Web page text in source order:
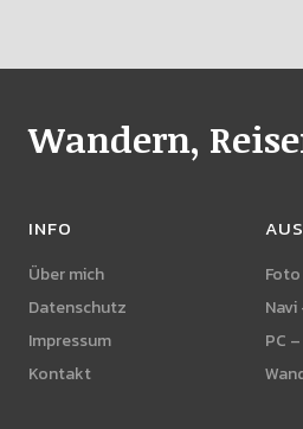
Wandern,
INFO
Über mich
Datenschutz
Impressum
Kontakt
PC